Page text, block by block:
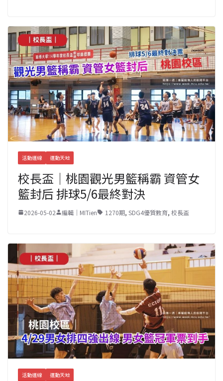
活動連線 運動天地
校長盃｜桃園觀光男籃稱霸 資管女
籃封后 排球5/6最終對決
2026-05-02 編輯｜MITien 1270期, SDG4優質教育, 校長盃
活動連線 運動天地